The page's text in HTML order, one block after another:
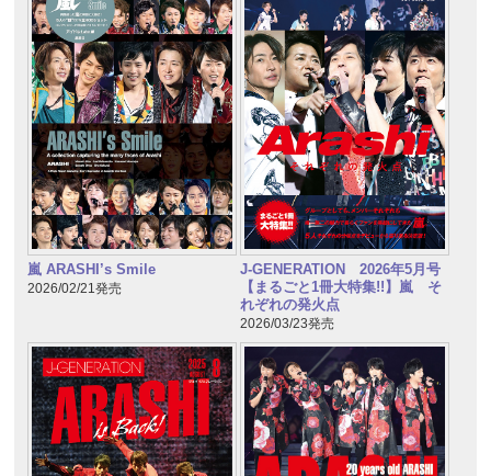
嵐 ARASHI’s Smile
2026/02/21発売
J-GENERATION 2026年5月号
【まるごと1冊大特集!!】嵐 そ
れぞれの発火点
2026/03/23発売